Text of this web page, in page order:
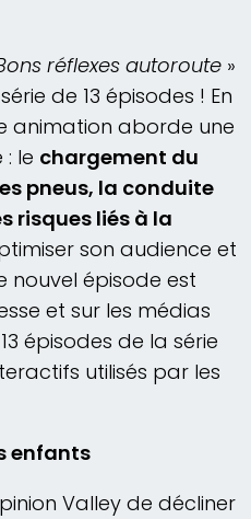
réflexes autoroute »
de 13 épisodes ! En
animation aborde une
le chargement du
pneus, la conduite
risques liés à la
son audience et
nouvel épisode est
et sur les médias
épisodes de la série
utilisés par les
enfants
Valley de décliner